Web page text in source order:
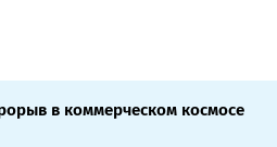
в коммерческом космосе